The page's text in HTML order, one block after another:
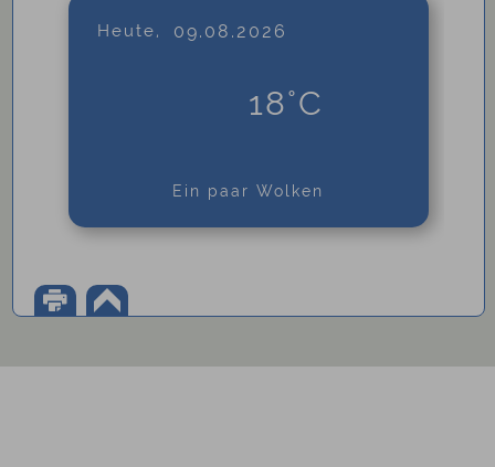
Heute, 09.08.2026
18°C
Ein paar Wolken